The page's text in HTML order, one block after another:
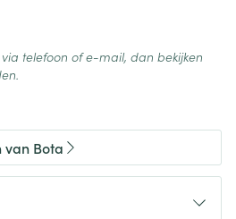
telefoon of e-mail, dan bekijken
van Bota